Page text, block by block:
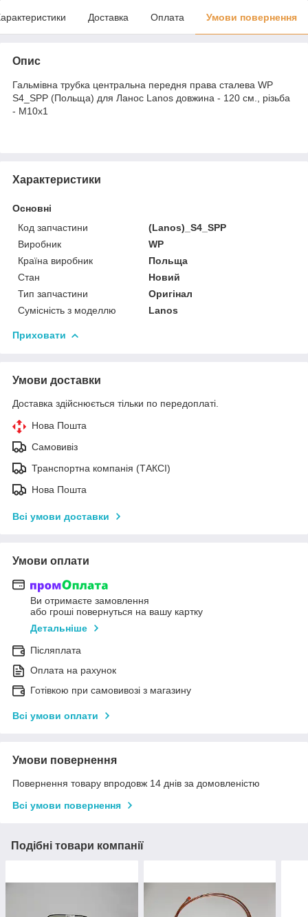
Доставка Оплата Умови повернення
Опис
Гальмівна трубка центральна передня права сталева WP
S4_SPP (Польща) для Ланос Lanos довжина - 120 см., різьба
- М10х1
Характеристики
Основні
Код запчастини
(Lanos)_S4_SPP
Виробник
WP
Країна виробник
Польща
Стан
Новий
Тип запчастини
Оригінал
Сумісність з моделлю
Lanos
Приховати
Умови доставки
Доставка здійснюється тільки по передоплаті.
Нова Пошта
Самовивіз
Транспортна компанія (ТАКСІ)
Нова Пошта
Всі умови доставки
Умови оплати
Ви отримаєте замовлення
або гроші повернуться на вашу картку
Детальніше
Післяплата
Оплата на рахунок
Готівкою при самовивозі з магазину
Всі умови оплати
Умови повернення
Повернення товару впродовж 14 днів за домовленістю
Всі умови повернення
Подібні товари компанії